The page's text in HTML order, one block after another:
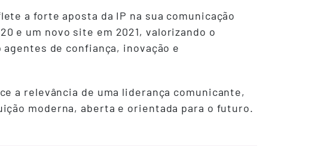
a forte aposta da IP na sua comunicação
e um novo site em 2021, valorizando o
de confiança, inovação e
a relevância de uma liderança comunicante,
moderna, aberta e orientada para o futuro.